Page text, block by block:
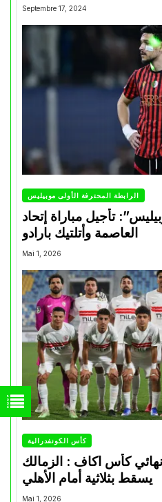
Septembre 17, 2024
الرابطة المحترفة الأولى موبيليس
تأجيل مباراة إتحاد
العاصمة وأتلتيك بارادو
Mai 1, 2026
كأس الكونفدرالية
كأس اكاف : الزمالك
Mai 1, 2026